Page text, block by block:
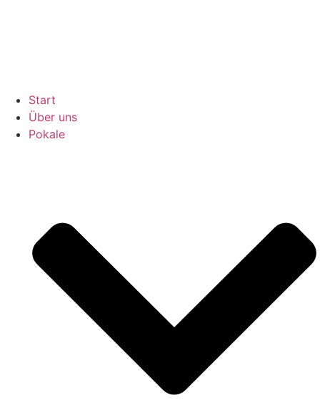
Start
Über uns
Pokale